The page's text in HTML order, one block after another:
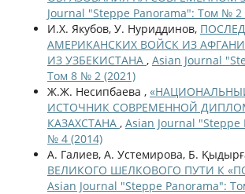
Journal "Steppe Panorama": Том № 2
И.Х. Якубов, У. Нуриддинов,
АМЕРИКАНСКИХ ВОЙСК ИЗ
ИЗ УЗБЕКИСТАНА , Asian Journal
Том 8 № 2 (2021)
Ж.Ж. Несипбаева ,
ИСТОЧНИК СОВРЕМЕННОЙ
КАЗАХСТАНА , Asian Journal "Steppe
№ 4 (2014)
А. Галиев, А. Устемирова, Б.
ВЕЛИКОГО ШЕЛКОВОГО ПУТИ К
Asian Journal "Steppe Panorama":